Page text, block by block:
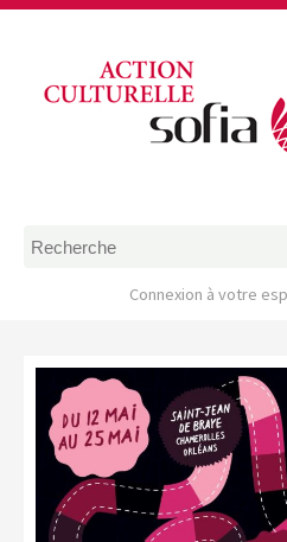
Connexion à votre